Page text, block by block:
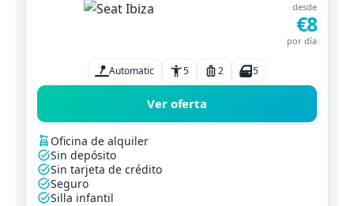
desde
€8
por día
Automatic 5 2 5
Ver oferta
Oficina de alquiler
Sin depósito
Sin tarjeta de crédito
Seguro
Silla infantil